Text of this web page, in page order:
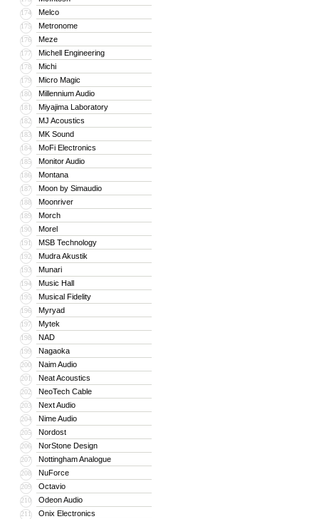
174 Melco
175 Metronome
176 Meze
177 Michell Engineering
178 Michi
179 Micro Magic
180 Millennium Audio
181 Miyajima Laboratory
182 MJ Acoustics
183 MK Sound
184 MoFi Electronics
185 Monitor Audio
186 Montana
187 Moon by Simaudio
188 Moonriver
189 Morch
190 Morel
191 MSB Technology
192 Mudra Akustik
193 Munari
194 Music Hall
195 Musical Fidelity
196 Myryad
197 Mytek
198 NAD
199 Nagaoka
200 Naim Audio
201 Neat Acoustics
202 NeoTech Cable
203 Next Audio
204 Nime Audio
205 Nordost
206 NorStone Design
207 Nottingham Analogue
208 NuForce
209 Octavio
210 Odeon Audio
211 Onix Electronics